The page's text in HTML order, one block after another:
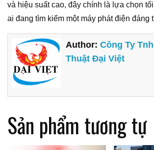
và hiệu suất cao, đây chính là lựa chọn
ai đang tìm kiếm một máy phát điện đáng
Author:Công Ty
Thuật Đại Việt
Sản phẩm tương tự